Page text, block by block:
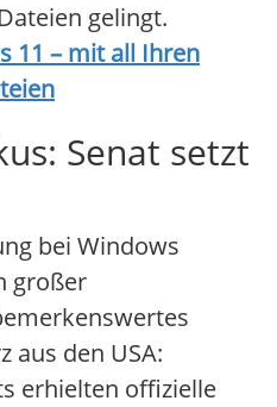
gelingt.
11 – mit all Ihren
Senat setzt
bei Windows
großer
aus den USA:
erhielten offizielle